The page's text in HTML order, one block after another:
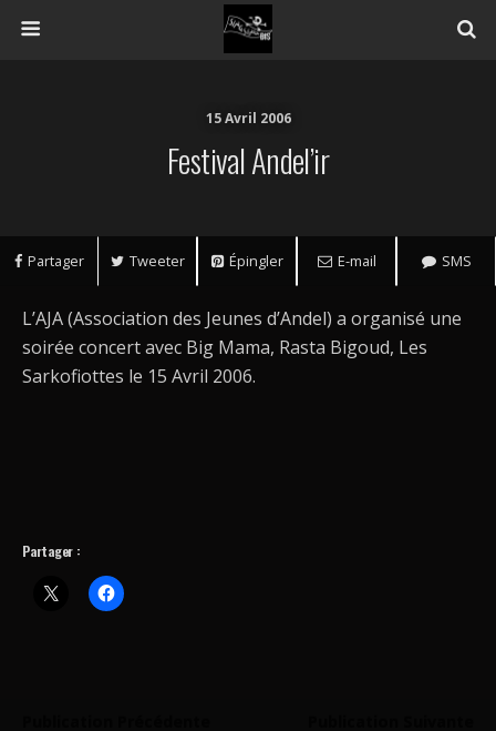
15 Avril 2006
Festival Andel’ir
Partager Tweeter Épingler E-mail SMS
L’AJA (Association des Jeunes d’Andel) a organisé une
soirée concert avec Big Mama, Rasta Bigoud, Les
Sarkofiottes le 15 Avril 2006.
Partager :